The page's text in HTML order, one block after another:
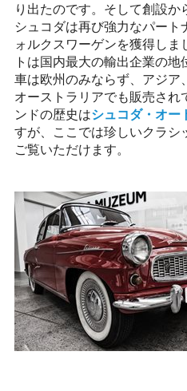
り出たのです。そして創設か
シュコダは再び強力なパート
ォルクスワーゲンを獲得し
トは国内最大の輸出企業の
車は欧州のみならず、アジア
オーストラリアでも販売され
ンドの歴史はシュコダ・オー
すが、ここでは珍しいクラシ
ご覧いただけます。